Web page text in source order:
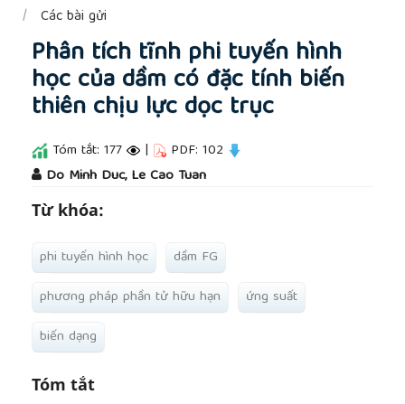
Các bài gửi
Phân tích tĩnh phi tuyến hình
học của dầm có đặc tính biến
thiên chịu lực dọc trục
Tóm tắt: 177 | PDF: 102
Do Minh Duc, Le Cao Tuan
Từ khóa:
phi tuyến hình học
dầm FG
phương pháp phần tử hữu hạn
ứng suất
biến dạng
Tóm tắt